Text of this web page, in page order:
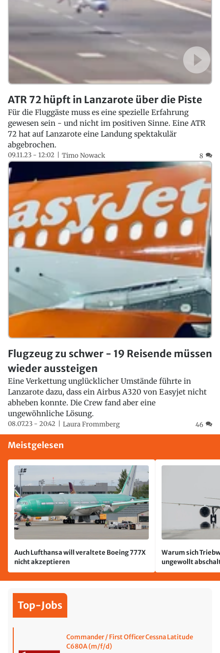
ATR 72 hüpft in Lanzarote über die Piste
Für die Fluggäste muss es eine spezielle Erfahrung
gewesen sein - und nicht im positiven Sinne. Eine ATR
72 hat auf Lanzarote eine Landung spektakulär
abgebrochen.
09.11.23 - 12:02 Timo Nowack 8
Flugzeug zu schwer - 19 Reisende müssen
wieder aussteigen
Eine Verkettung unglücklicher Umstände führte in
Lanzarote dazu, dass ein Airbus A320 von Easyjet nicht
abheben konnte. Die Crew fand aber eine
ungewöhnliche Lösung.
08.07.23 - 20:42 Laura Frommberg 46
Meistgelesen
Auch Lufthansa will veraltete Boeing 777X
nicht akzeptieren
Warum sich
ungewollt
passiert
Top-Jobs
Commander / First Officer Cessna Latitude
C680A (m/f/d)